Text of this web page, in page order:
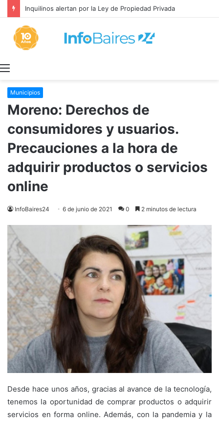
Inquilinos alertan por la Ley de Propiedad Privada
Municipios
Moreno: Derechos de
consumidores y usuarios.
Precauciones a la hora de
adquirir productos o servicios
online
InfoBaires24 6 de junio de 2021 0 2 minutos de lectura
Desde hace unos años, gracias al avance de la tecnología,
tenemos la oportunidad de comprar productos o adquirir
servicios en forma online. Además, con la pandemia y la